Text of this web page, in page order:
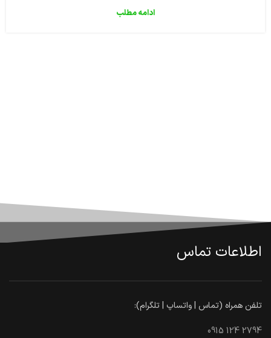
ادامه مطلب
اطلاعات تماس
تلفن همراه (تماس | واتساپ | تلگرام):
0915 124 2794